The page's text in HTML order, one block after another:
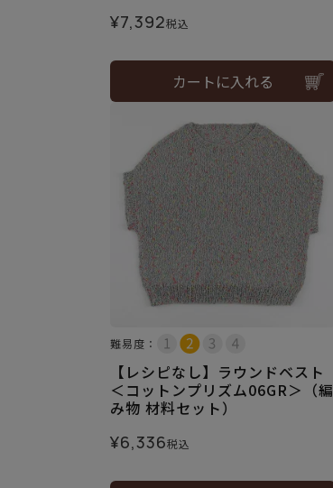
¥7,392税込
カートに入れる
難易度：
【レシピなし】ラウンドベスト
＜コットンプリズム06GR＞（編
み物 材料セット）
¥6,336税込